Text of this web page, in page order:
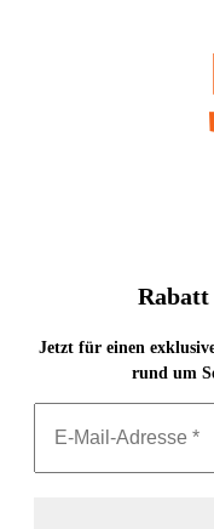
Rabatt
Jetzt für einen
rund um